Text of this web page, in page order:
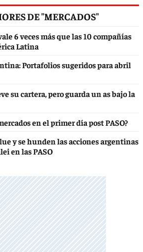
DE "MERCADOS"
6 veces más que las 10 compañías
Latina
Portafolios sugeridos para abril
su cartera, pero guarda un as bajo la
en el primer día post PASO?
y se hunden las acciones argentinas
en las PASO